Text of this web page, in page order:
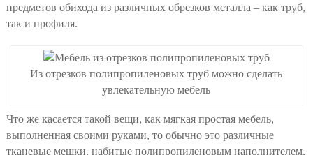
предметов обихода из различных обрезков металла – как труб,
так и профиля.
Из отрезков полипропиленовых труб можно сделать
увлекательную мебель
Что же касается такой вещи, как мягкая простая мебель,
выполненная своими руками, то обычно это различные
тканевые мешки, набитые полипропиленовым наполнителем,